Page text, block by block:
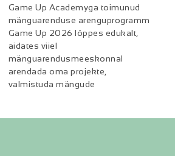
Game Up Academyga toimunud
mänguarenduse arenguprogramm
Game Up 2026 lõppes edukalt,
aidates viiel
mänguarendusmeeskonnal
arendada oma projekte,
valmistuda mängude